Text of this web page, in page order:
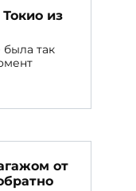
из
так
от